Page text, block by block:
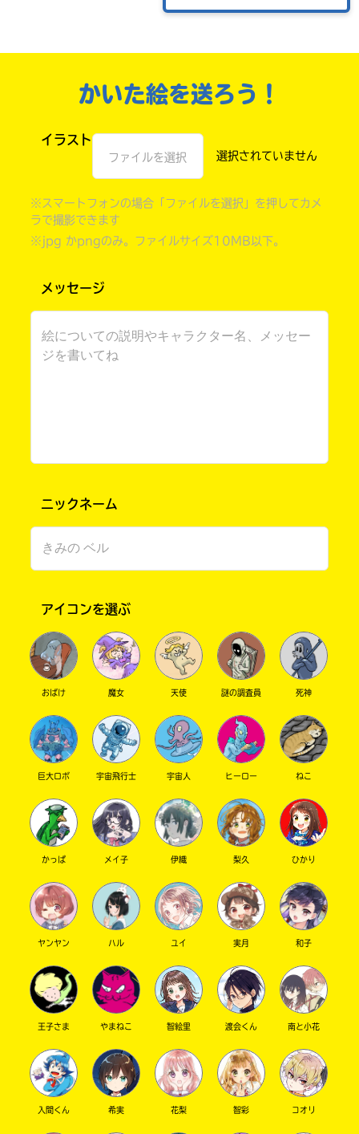
みんなからのお手紙が
読める
もっと知りたい
キミに
かいた絵を送ろう！
イラスト
ファイルを選択
※スマートフォンの場合「ファイルを選択」を押してカメ
ラで撮影できます
※jpg かpngのみ。ファイルサイズ10MB以下。
メッセージ
ニックネーム
アイコンを選ぶ
おばけ 魔女 天使 謎の調査員 死神
巨大ロボ 宇宙飛行士 宇宙人 ヒーロー ねこ
かっぱ メイ子 伊織 梨久 ひかり
ヤンヤン ハル ユイ 実月 和子
王子さま やまねこ 智絵里 渡会くん 南と小花
入間くん 希実 花梨 智彩 コオリ